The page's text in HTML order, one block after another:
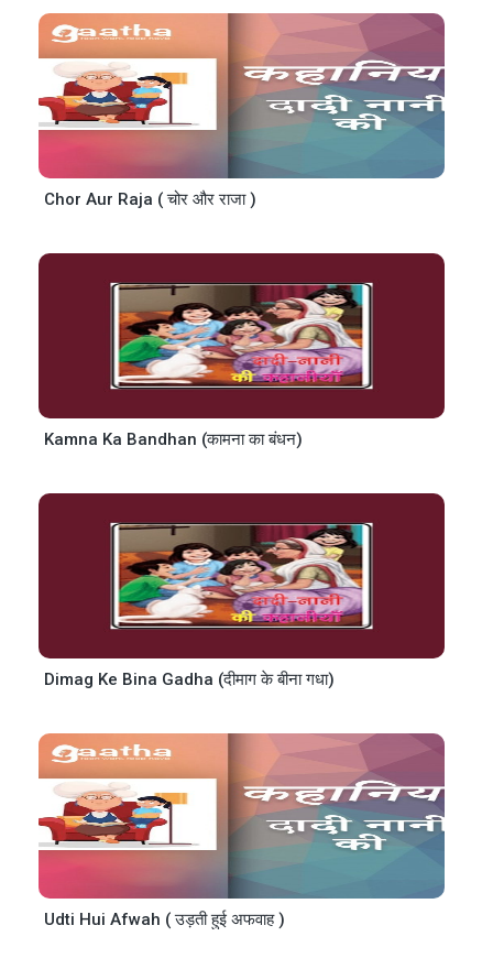
Chor Aur Raja ( चोर और राजा )
Kamna Ka Bandhan (कामना का बंधन)
Dimag Ke Bina Gadha (दीमाग के बीना गधा)
Udti Hui Afwah ( उड़ती हुई अफवाह )